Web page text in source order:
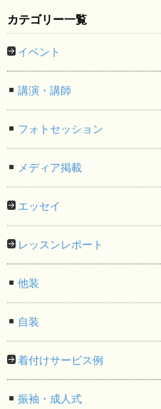
カテゴリー一覧
イベント
講演・講師
フォトセッション
メディア掲載
エッセイ
レッスンレポート
他装
自装
着付けサービス例
振袖・成人式